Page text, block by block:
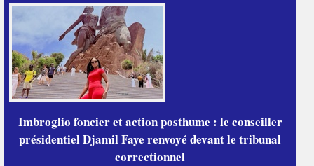
Imbroglio foncier et action posthume : le conseiller
présidentiel Djamil Faye renvoyé devant le tribunal
correctionnel